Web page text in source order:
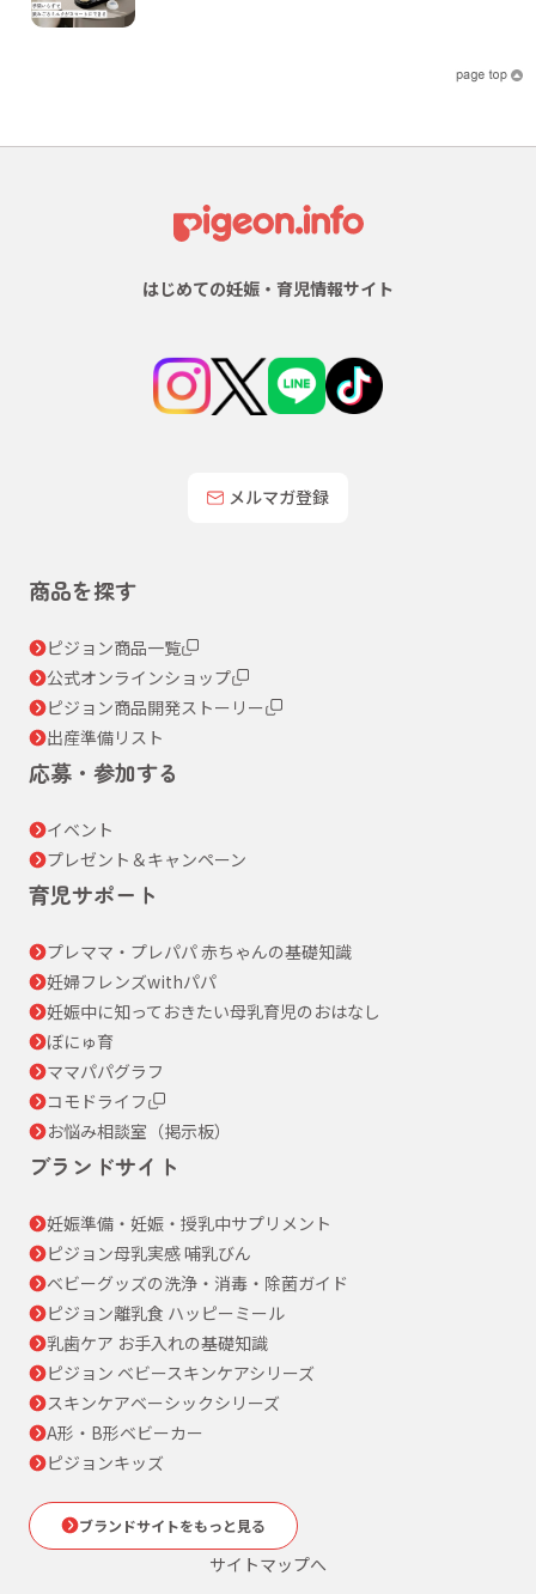
はじめての妊娠・育児情報サイト
メルマガ登録
商品を探す
ピジョン商品一覧
公式オンラインショップ
ピジョン商品開発ストーリー
出産準備リスト
応募・参加する
イベント
プレゼント＆キャンペーン
育児サポート
プレママ・プレパパ 赤ちゃんの基礎知識
妊婦フレンズwithパパ
妊娠中に知っておきたい母乳育児のおはなし
ぼにゅ育
ママパパグラフ
コモドライフ
お悩み相談室（掲示板）
ブランドサイト
妊娠準備・妊娠・授乳中サプリメント
ピジョン母乳実感 哺乳びん
ベビーグッズの洗浄・消毒・除菌ガイド
ピジョン離乳食 ハッピーミール
乳歯ケア お手入れの基礎知識
ピジョン ベビースキンケアシリーズ
スキンケアベーシックシリーズ
A形・B形ベビーカー
ピジョンキッズ
ブランドサイトをもっと見る
サイトマップへ